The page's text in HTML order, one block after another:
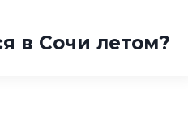
в Сочи летом?